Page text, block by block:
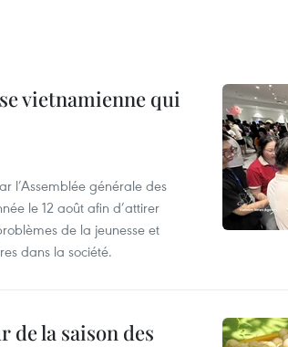
vietnamienne qui
l’Assemblée générale des
le 12 août afin d’attirer
de la jeunesse et
dans la société.
de la saison des